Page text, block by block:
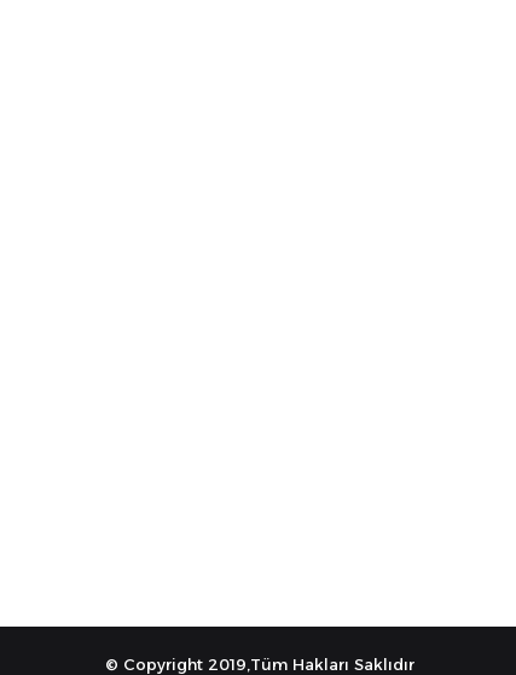
© Copyright 2019,Tüm Hakları Saklıdır